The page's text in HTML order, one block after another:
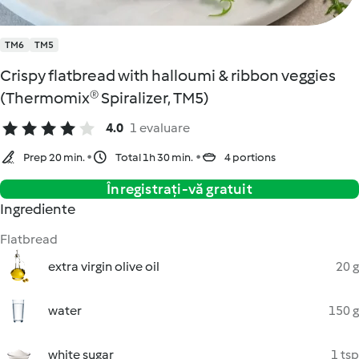
TM6 TM5
Crispy flatbread with halloumi & ribbon veggies
(Thermomix® Spiralizer, TM5)
4.0 1 evaluare
Prep 20 min. Total 1h 30 min. 4 portions
Înregistrați-vă gratuit
Ingrediente
Flatbread
extra virgin olive oil
20 g
water 150 g
white sugar 1 tsp